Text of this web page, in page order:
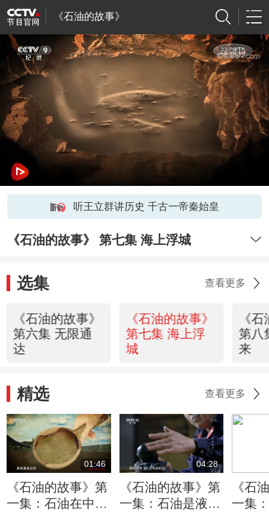
《石油的故事》
听王立群讲历史 千古一帝秦始皇
《石油的故事》 第七集 海上浮城
选集 查看更多
《石油的故事》
第六集 无限通
达
《石油的故事》
第七集 海上浮
城
《
第八
来
精选 查看更多
01:46
《石油的故事》第
一集：石油在中国
04:28
《石油的故事》第
一集：石油是液
《石
一集